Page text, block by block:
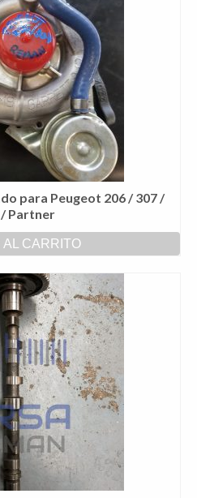
para Peugeot 206 / 307 /
Partner
AL CARRITO